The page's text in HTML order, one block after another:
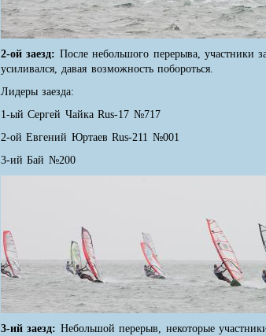
2-ой заезд: После небольшого перерыва, участники
усиливался, давая возможность побороться.
Лидеры заезда:
1-ый Сергей Чайка Rus-17 №717
2-ой Евгений Юртаев Rus-211 №001
3-ий Бай №200
3-ий заезд: Небольшой перерыв, некоторые